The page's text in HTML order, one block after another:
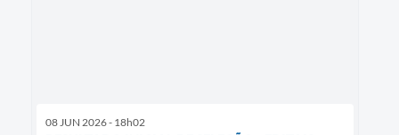
08 JUN 2026 - 18h02